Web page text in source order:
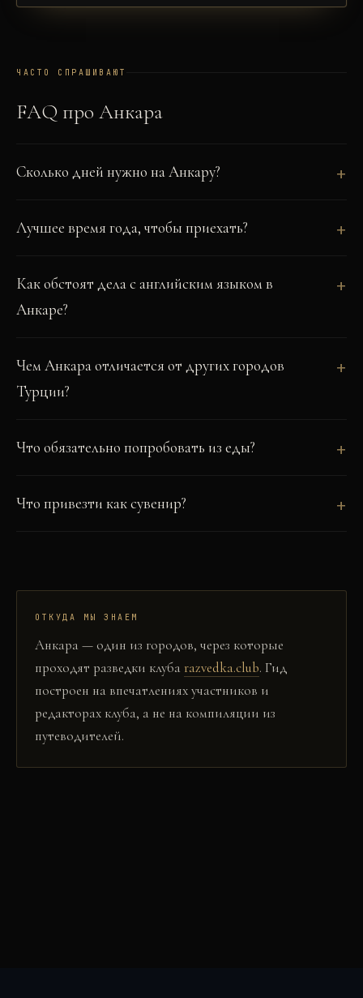
ЧАСТО СПРАШИВАЮТ
FAQ про Анкара
Сколько дней нужно на Анкару?
Лучшее время года, чтобы приехать?
Как обстоят дела с английским языком в
Анкаре?
Чем Анкара отличается от других городов
Турции?
Что обязательно попробовать из еды?
Что привезти как сувенир?
ОТКУДА МЫ ЗНАЕМ
Анкара — один из городов, через которые
проходят разведки клуба razvedka.club. Гид
построен на впечатлениях участников и
редакторах клуба, а не на компиляции из
путеводителей.